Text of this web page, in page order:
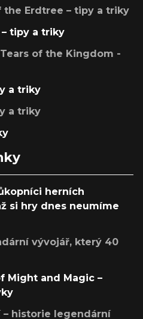
the Erdtree – tipy a triky
tipy a triky
of the Kingdom -
a triky
a triky
herních
si hry dnes neumíme
vývojář, který 40
Might and Magic –
– historie legendární